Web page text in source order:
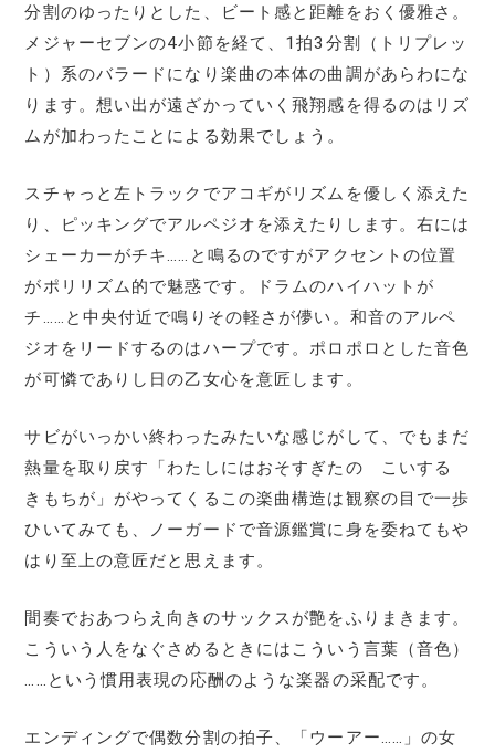
分割のゆったりとした、ビート感と距離をおく優雅さ。
メジャーセブンの4小節を経て、1拍3分割（トリプレッ
ト）系のバラードになり楽曲の本体の曲調があらわにな
ります。想い出が遠ざかっていく飛翔感を得るのはリズ
ムが加わったことによる効果でしょう。
スチャっと左トラックでアコギがリズムを優しく添えた
り、ピッキングでアルペジオを添えたりします。右には
シェーカーがチキ……と鳴るのですがアクセントの位置
がポリリズム的で魅惑です。ドラムのハイハットが
チ……と中央付近で鳴りその軽さが儚い。和音のアルペ
ジオをリードするのはハープです。ポロポロとした音色
が可憐でありし日の乙女心を意匠します。
サビがいっかい終わったみたいな感じがして、でもまだ
熱量を取り戻す「わたしにはおそすぎたの こいする
きもちが」がやってくるこの楽曲構造は観察の目で一歩
ひいてみても、ノーガードで音源鑑賞に身を委ねてもや
はり至上の意匠だと思えます。
間奏でおあつらえ向きのサックスが艶をふりまきます。
こういう人をなぐさめるときにはこういう言葉（音色）
……という慣用表現の応酬のような楽器の采配です。
エンディングで偶数分割の拍子、「ウーアー……」の女